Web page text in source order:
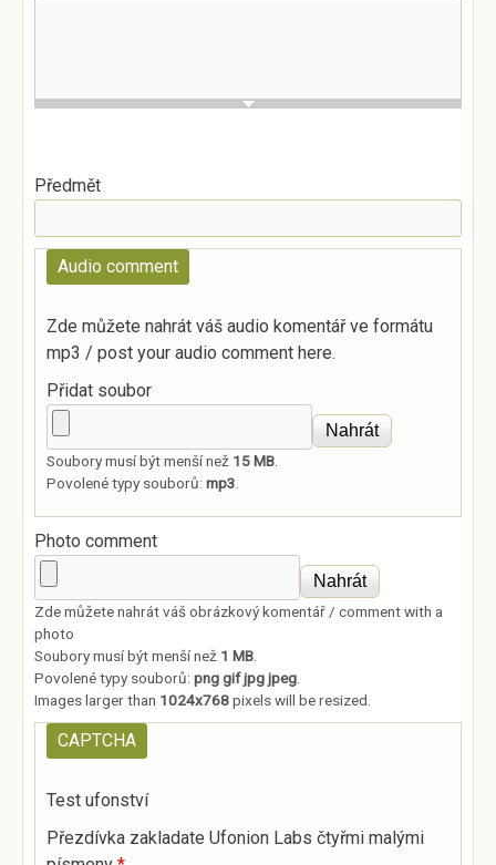
Předmět
Audio comment
Zde můžete nahrát váš audio komentář ve formátu
mp3 / post your audio comment here.
Přidat soubor
Soubory musí být menší než 15 MB
Povolené typy souborů: mp3
Photo comment
Zde můžete nahrát váš obrázkový komentář / comment with a
photo
Soubory musí být menší než 1 MB
Povolené typy souborů: png gif jpg jpeg
Images larger than 1024x768pixels will be resized.
CAPTCHA
Test ufonství
Přezdívka zakladate Ufonion Labs čtyřmi malými